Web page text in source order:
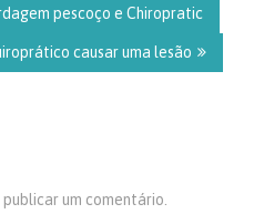
pescoço e Chiropratic
causar uma lesão
um comentário.